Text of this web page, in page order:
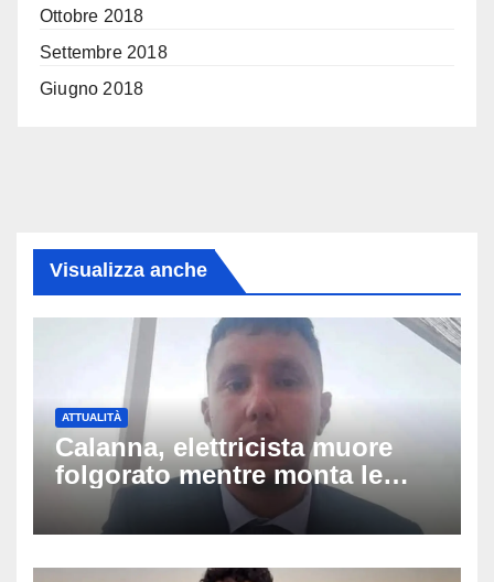
Ottobre 2018
Settembre 2018
Giugno 2018
Visualizza anche
ATTUALITÀ
Calanna, elettricista muore
folgorato mentre monta le
luminarie della festa: chi era
Fabio Calabrò e cosa è